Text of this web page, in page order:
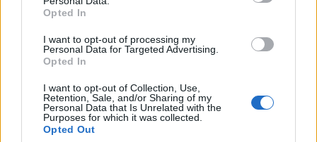
Opted In
I want to opt-out of processing my
Personal Data for Targeted Advertising.
Opted In
I want to opt-out of Collection, Use,
Retention, Sale, and/or Sharing of my
Personal Data that Is Unrelated with the
Purposes for which it was collected.
Opted Out
resta a mani vuote
una commissione prodiga incassa bonus e
precedenze. E quei benefici non piovono dal cielo:
vantaggio immeritato di uno diventa il diritto
negato di un altro. La meritocrazia, invocata come
totem, viene capovolta nel suo contrario: